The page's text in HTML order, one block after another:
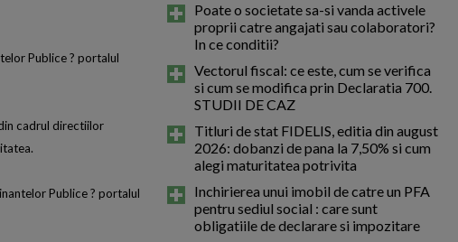
Publice ? portalul
cadrul directiilor
Publice ? portalul
Poate o societate sa-si vanda activele
proprii catre angajati sau colaboratori?
In ce conditii?
Vectorul fiscal: ce este, cum se verifica
si cum se modifica prin Declaratia 700.
STUDII DE CAZ
Titluri de stat FIDELIS, editia din august
2026: dobanzi de pana la 7,50% si cum
alegi maturitatea potrivita
Inchirierea unui imobil de catre un PFA
pentru sediul social : care sunt
obligatiile de declarare si impozitare